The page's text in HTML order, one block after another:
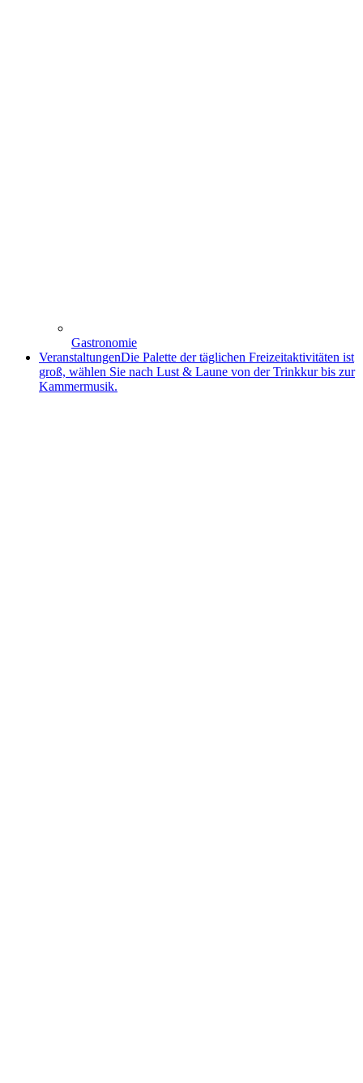
Gastronomie
VeranstaltungenDie Palette der täglichen Freizeitaktivitäten ist
groß, wählen Sie nach Lust & Laune von der Trinkkur bis zur
Kammermusik.